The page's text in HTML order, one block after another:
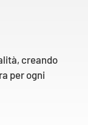
creando
per ogni